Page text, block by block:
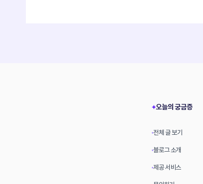
✦오늘의 궁금증
•전체 글 보기
•블로그 소개
•제공 서비스